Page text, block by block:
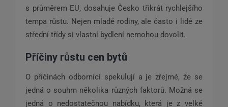
s průměrem EU, dosahuje Česko třikrát rychlejšího
tempa růstu. Nejen mladé rodiny, ale často i lidé ze
střední třídy si vlastní bydlení nemohou dovolit.
Příčiny růstu cen bytů
O příčinách odborníci spekulují a je zřejmé, že se
jedná o souhrn několika různých faktorů. Možná se
jedná o nedostatečnou nabídku, která je z velké